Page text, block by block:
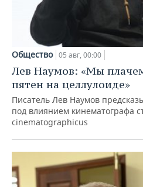
Общество 05 авг, 00:00
Лев Наумов: «Мы
пятен на целлулоиде»
Писатель Лев Наумов
под влиянием кинематографа
cinematographicus